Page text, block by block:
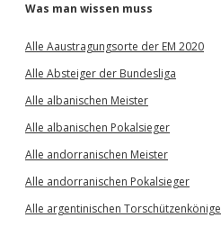
Was man wissen muss
Alle Aaustragungsorte der EM 2020
Alle Absteiger der Bundesliga
Alle albanischen Meister
Alle albanischen Pokalsieger
Alle andorranischen Meister
Alle andorranischen Pokalsieger
Alle argentinischen Torschützenkönige